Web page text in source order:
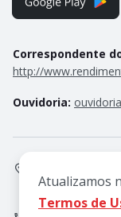
Correspondente
http://
Ouvidoria:
Sorocaba/SP,
Atendimento
Atualizamos
Termos de